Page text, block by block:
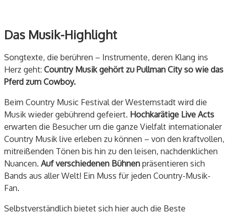
Das Musik-Highlight
Songtexte, die berühren – Instrumente, deren Klang ins
Herz geht: Country Musik gehört zu Pullman City so wie das
Pferd zum Cowboy.
Beim Country Music Festival der Westernstadt wird die
Musik wieder gebührend gefeiert. Hochkarätige Live Acts
erwarten die Besucher um die ganze Vielfalt internationaler
Country Musik live erleben zu können – von den kraftvollen,
mitreißenden Tönen bis hin zu den leisen, nachdenklichen
Nuancen. Auf verschiedenen Bühnen präsentieren sich
Bands aus aller Welt! Ein Muss für jeden Country-Musik-
Fan.
Selbstverständlich bietet sich hier auch die Beste